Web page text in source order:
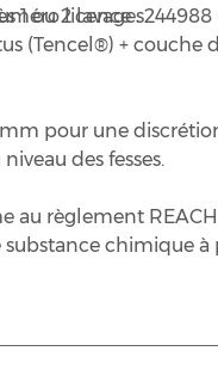
1 ou 2 lavages.
licence :
(Tencel®) + couche
pour une
des fesses.
au règlement REACH
substance chimique à